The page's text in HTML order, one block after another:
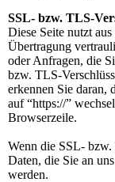
SSL- bzw. TLS-
Diese Seite nutzt
Übertragung
oder Anfragen, die
bzw. TLS-
erkennen Sie daran,
auf “https://”
Browserzeile.
Wenn die SSL-
Daten, die Sie an
werden.